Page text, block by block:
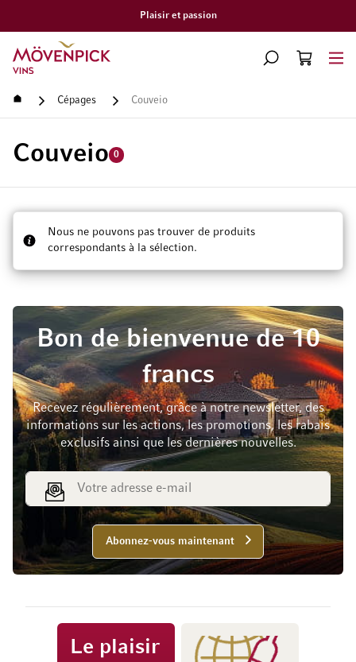
Plaisir et passion
Aller à la page d'accueil
CHERCHERPANIER
Accueil Cépages Couveio
Couveio 0
Nous ne pouvons pas trouver de produits
correspondants à la sélection.
Bon de bienvenue de 10
francs
Recevez régulièrement, grâce à notre newsletter, des
informations sur les actions, les promotions, les rabais
exclusifs ainsi que les dernières nouvelles.
Adresse e-mail
Abonnez-vous maintenant
Le plaisir